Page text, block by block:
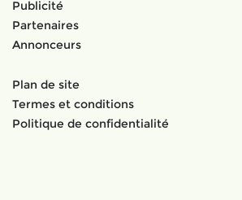
Publicité
Partenaires
Annonceurs
Plan de site
Termes et conditions
Politique de confidentialité